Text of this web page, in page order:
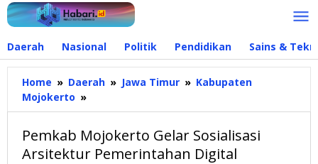
Lewati
ke
Daerah Nasional Politik Pendidikan Sains &
Home » Daerah » Jawa Timur » Kabupaten
Mojokerto »
Mojokerto
Gelar
Sosialisasi
Arsitektur
Pemkab Mojokerto Gelar Sosialisasi
Arsitektur Pemerintahan Digital